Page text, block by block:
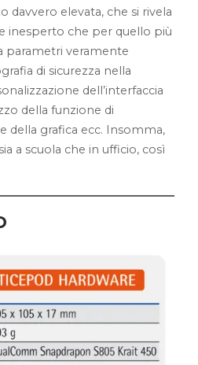
davvero elevata, che si rivela
inesperto che per quello più
parametri veramente
di sicurezza nella
dell’interfaccia
della funzione di
della grafica ecc. Insomma,
a scuola che in ufficio, così